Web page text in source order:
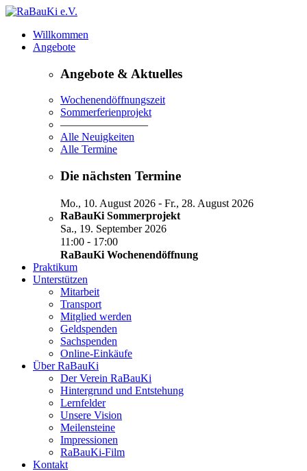
Willkommen
Angebote
Angebote & Aktuelles
Wochenendöffnungszeit
Sommerferienprojekt
————————
Alle Neuigkeiten
Alle Termine
Die nächsten Termine
Mo., 10. August 2026 - Fr., 28. August 2026
RaBauKi Sommerprojekt
Sa., 19. September 2026
11:00 - 17:00
RaBauKi Wochenendöffnung
Praktikum
Unterstützen
Mitarbeit
Transport
Mitglied werden
Geldspenden
Sachspenden
Online-Einkäufe
Über RaBauKi
Der Verein RaBauKi
Hintergrund und Entstehung
Lernfelder
Unsere Vision
Meilensteine
Impressionen
RaBauKi-Film
Kontakt